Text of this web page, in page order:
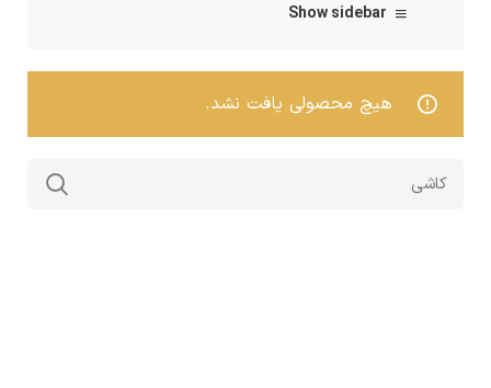
Show sidebar
هیچ محصولی یافت نشد.